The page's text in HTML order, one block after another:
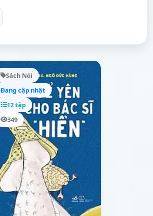
Sách Nói
Đang cập nhật
12 tập
349